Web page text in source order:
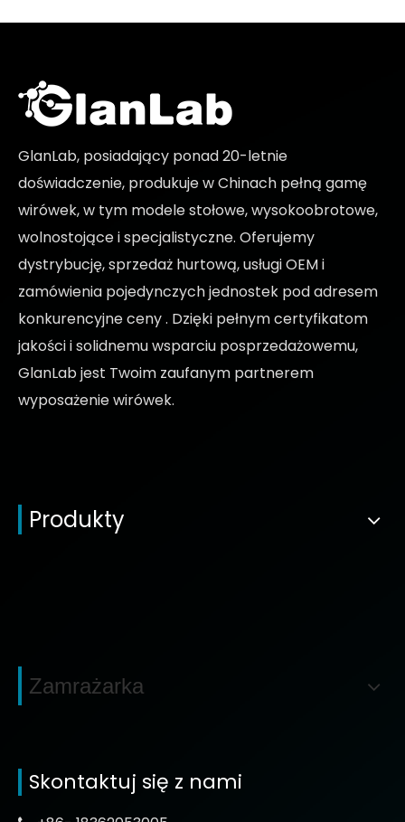
GlanLab, posiadający ponad 20-letnie
doświadczenie, produkuje w Chinach pełną gamę
wirówek, w tym modele stołowe, wysokoobrotowe,
wolnostojące i specjalistyczne. Oferujemy
dystrybucję, sprzedaż hurtową, usługi OEM i
zamówienia pojedynczych jednostek pod adresem
konkurencyjne ceny. Dzięki pełnym certyfikatom
jakości i solidnemu wsparciu posprzedażowemu,
GlanLab jest Twoim zaufanym partnerem
wyposażenie wirówek.
Produkty
Zamrażarka
Skontaktuj się z nami